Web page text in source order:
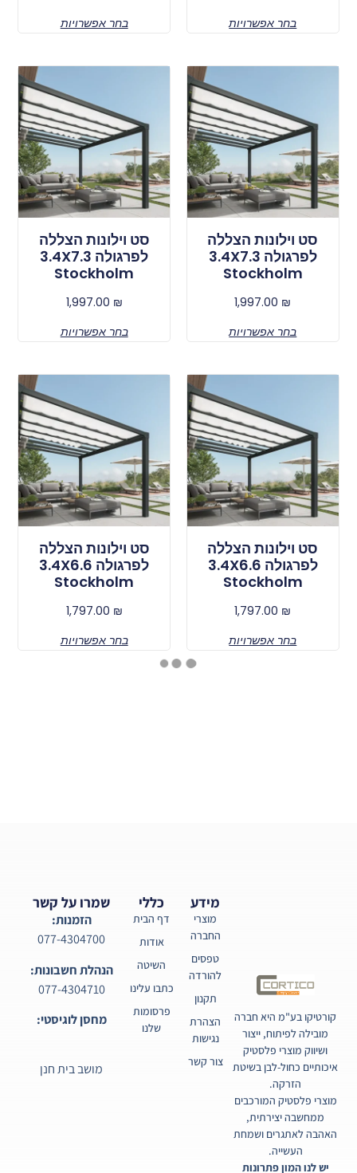
בחר אפשרויות
בחר אפשרויות
סט וילונות הצללה
לפרגולה 3.4X7.3
Stockholm
1,997.00 ₪
בחר אפשרויות
סט וילונות הצללה
לפרגולה 3.4X7.3
Stockholm
1,997.00 ₪
בחר אפשרויות
סט וילונות הצללה
לפרגולה 3.4X6.6
Stockholm
1,797.00 ₪
בחר אפשרויות
סט וילונות הצללה
לפרגולה 3.4X6.6
Stockholm
1,797.00 ₪
בחר אפשרויות
1,597.00
בחר אפשרויות
סט וילונות הצללה